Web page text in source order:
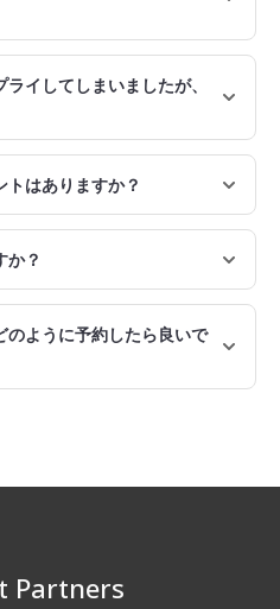
イしてしまいましたが、
はありますか？
か？
のように予約したら良いで
Partners